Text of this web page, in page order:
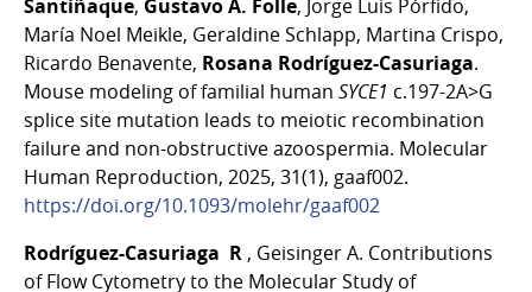
Santiñaque, Gustavo A. Folle, Jorge Luis Pórfido,
María Noel Meikle, Geraldine Schlapp, Martina Crispo,
Ricardo Benavente, Rosana Rodríguez-Casuriaga.
Mouse modeling of familial human SYCE1 c.197-2A>G
splice site mutation leads to meiotic recombination
failure and non-obstructive azoospermia. Molecular
Human Reproduction, 2025, 31(1), gaaf002.
https://doi.org/10.1093/molehr/gaaf002
Rodríguez-Casuriaga R , Geisinger A. Contributions
of Flow Cytometry to the Molecular Study of